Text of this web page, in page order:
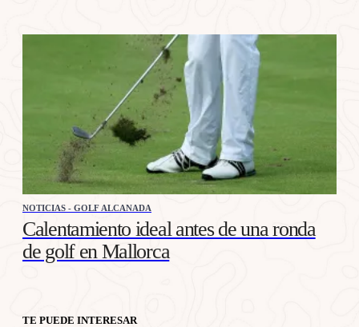
NOTICIAS - GOLF ALCANADA
Calentamiento ideal antes de una ronda
de golf en Mallorca
TE PUEDE INTERESAR